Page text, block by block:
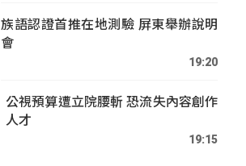
族語認證首推在地測驗 屏東舉辦說明
會
19:20
公視預算遭立院腰斬 恐流失內容創作
人才
19:15